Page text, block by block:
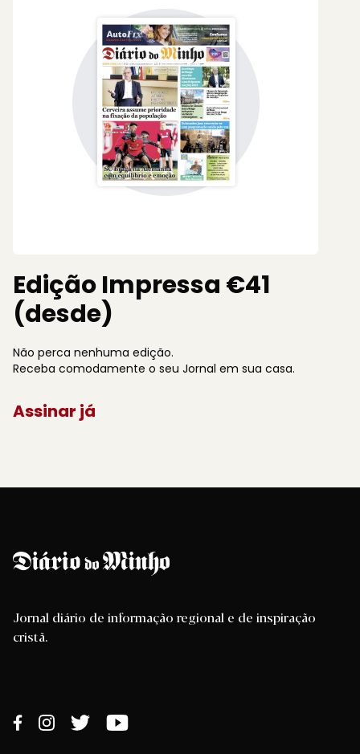
Edição Impressa €41
(desde)
Não perca nenhuma edição.
Receba comodamente o seu Jornal em sua casa.
Assinar já
Jornal diário de informação regional e de inspiração
cristã.